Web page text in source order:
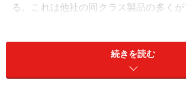
る。これは他社の同クラス製品の多く
ろう。
コンパクトで高倍率ズームレンズ搭載
続きを読む